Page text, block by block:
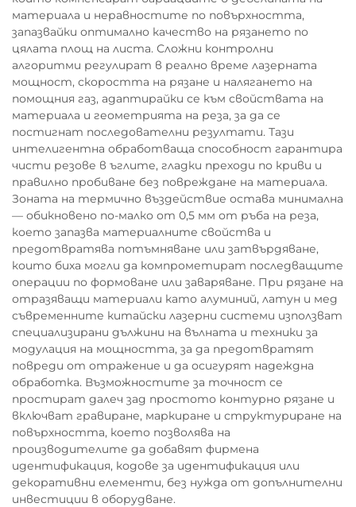
материала и неравностите по повърхността,
запазвайки оптимално качество на рязането по
цялата площ на листа. Сложни контролни
алгоритми регулират в реално време лазерната
мощност, скоростта на рязане и налягането на
помощния газ, адаптирайки се към свойствата на
материала и геометрията на реза, за да се
постигнат последователни резултати. Тази
интелигентна обработваща способност гарантира
чисти резове в ъглите, гладки преходи по криви и
правилно пробиване без повреждане на материала.
Зоната на термично въздействие остава минимална
— обикновено по-малко от 0,5 мм от ръба на реза,
което запазва материалните свойства и
предотвратява потъмняване или затвърдяване,
които биха могли да компрометират последващите
операции по формоване или заваряване. При рязане на
отразяващи материали като алуминий, латун и мед
съвременните китайски лазерни системи използват
специализирани дължини на вълната и техники за
модулация на мощността, за да предотвратят
повреди от отражение и да осигурят надеждна
обработка. Възможностите за точност се
простират далеч зад простото контурно рязане и
включват гравиране, маркиране и структуриране на
повърхността, което позволява на
производителите да добавят фирмена
идентификация, кодове за идентификация или
декоративни елементи, без нужда от допълнителни
инвестиции в оборудване.